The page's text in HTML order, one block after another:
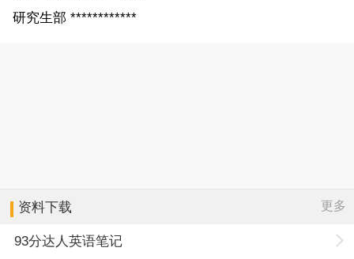
研究生部 ************
资料下载 更多
93分达人英语笔记